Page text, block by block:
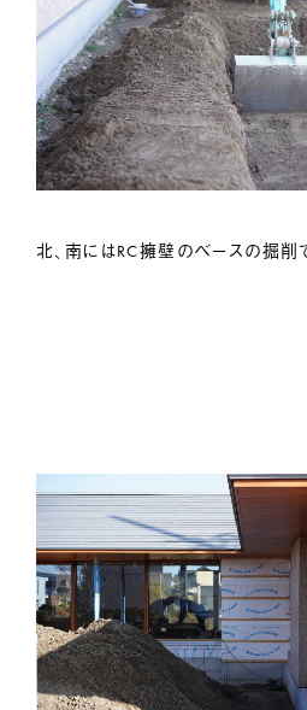
北、南にはRC擁壁のベースの掘削